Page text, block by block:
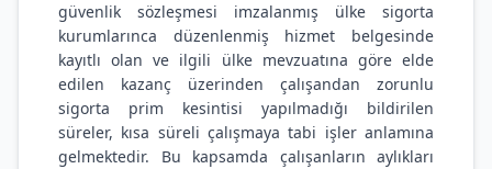
güvenlik sözleşmesi imzalanmış ülke sigorta
kurumlarınca düzenlenmiş hizmet belgesinde
kayıtlı olan ve ilgili ülke mevzuatına göre elde
edilen kazanç üzerinden çalışandan zorunlu
sigorta prim kesintisi yapılmadığı bildirilen
süreler, kısa süreli çalışmaya tabi işler anlamına
gelmektedir. Bu kapsamda çalışanların aylıkları